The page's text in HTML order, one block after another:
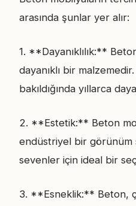
arasında şunlar yer alır:
1. **Dayanıklılık:**
dayanıklı bir
bakıldığında yıllarca
2. **Estetik:** Beton
endüstriyel bir görünüm
sevenler için ideal bir
3. **Esneklik:** Beton,